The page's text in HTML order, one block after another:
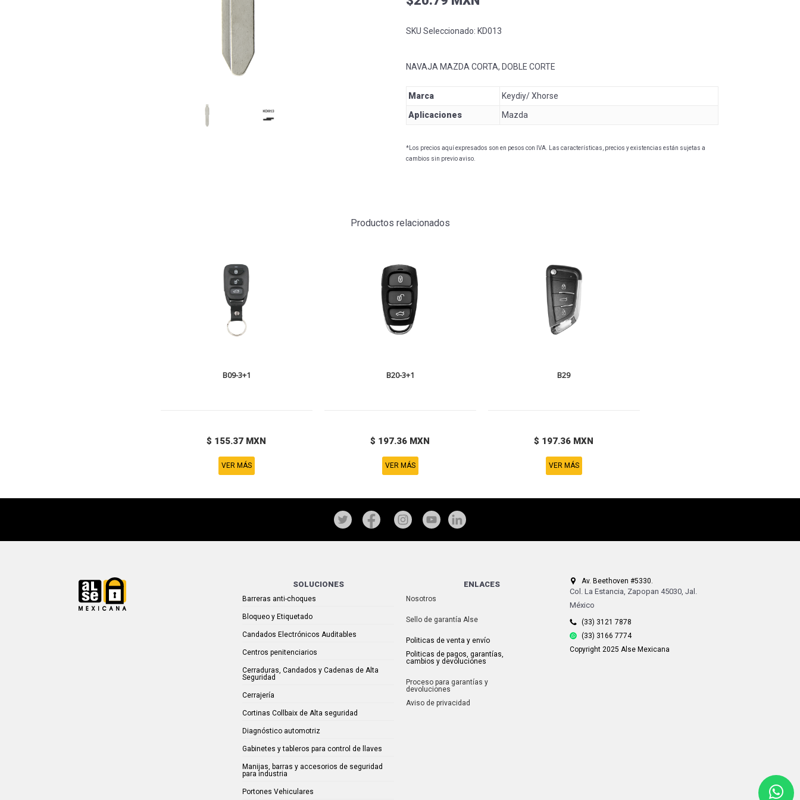
SKU Seleccionado: KD013
NAVAJA MAZDA CORTA, DOBLE CORTE
Marca
Keydiy/ Xhorse
Aplicaciones
Mazda
*Los precios aquí expresados son en pesos con IVA. Las características, precios y existencias están sujetas a
cambios sin previo aviso.
Productos relacionados
B09-3+1
$ 155.37 MXN
VER MÁS
B20-3+1
$ 197.36 MXN
VER MÁS
B29
$ 197.36 MXN
VER MÁS
SOLUCIONES
Barreras anti-choques
Bloqueo y Etiquetado
Candados Electrónicos Auditables
Centros penitenciarios
Cerraduras, Candados y Cadenas de Alta
Seguridad
Cerrajería
Cortinas Collbaix de Alta seguridad
Diagnóstico automotriz
Gabinetes y tableros para control de llaves
Manijas, barras y accesorios de seguridad
para industria
Portones Vehiculares
ENLACES
Nosotros
Sello de garantía Alse
Politicas de venta y envío
Politicas de pagos, garantías,
cambios y devoluciones
Proceso para garantías y
devoluciones
Aviso de privacidad
Av. Beethoven #5330.
Col. La Estancia, Zapopan 45030, Jal.
México
(33) 3121 7878
(33) 3166 7774
Copyright 2025 Alse Mexicana